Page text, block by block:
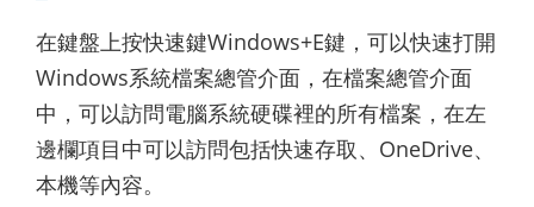
在鍵盤上按快速鍵Windows+E鍵，可以快速打開
Windows系統檔案總管介面，在檔案總管介面
中，可以訪問電腦系統硬碟裡的所有檔案，在左
邊欄項目中可以訪問包括快速存取、OneDrive、
本機等內容。